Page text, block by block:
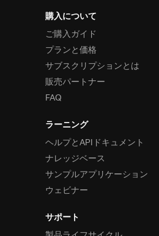
購入について
ご購入ガイド
プランと価格
サブスクリプションとは
販売パートナー
FAQ
ラーニング
ヘルプとAPIドキュメント
ナレッジベース
サンプルアプリケーション
ウェビナー
サポート